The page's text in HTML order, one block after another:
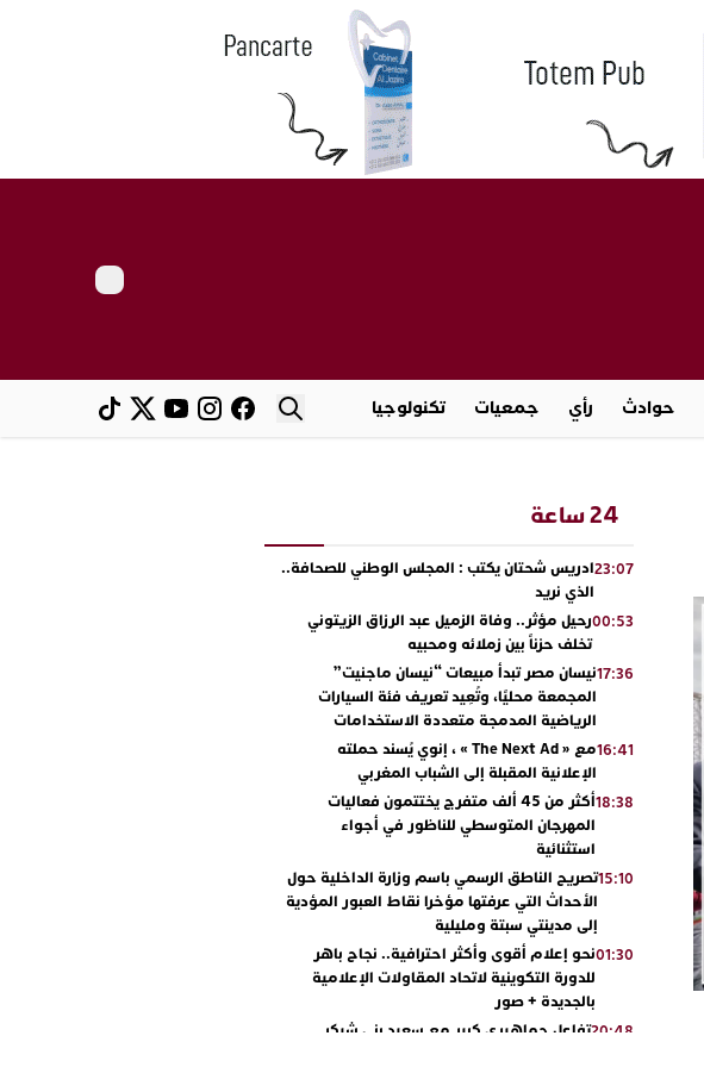
حوادث رأي جمعيات تكنولوجيا
24 ساعة
23:07ادريس شحتان يكتب : المجلس الوطني للصحافة..
الذي نريد
00:53رحيل مؤثر.. وفاة الزميل عبد الرزاق الزيتوني
تخلف حزناً بين زملائه ومحبيه
17:36نيسان مصر تبدأ مبيعات “نيسان ماجنيت”
المجمعة محليًا، وتُعِيد تعريف فئة السيارات
الرياضية المدمجة متعددة الاستخدامات
16:41
مع « The Next Ad » ، إنوي يُسند حملته
الإعلانية المقبلة إلى الشباب المغربي
18:38
أكثر من 45 ألف متفرج يختتمون فعاليات
المهرجان المتوسطي للناظور في أجواء
استثنائية
15:10تصريح الناطق الرسمي باسم وزارة الداخلية حول
الأحداث التي عرفتها مؤخرا نقاط العبور المؤدية
إلى مدينتي سبتة ومليلية
01:30نحو إعلام أقوى وأكثر احترافية.. نجاح باهر
للدورة التكوينية لاتحاد المقاولات الإعلامية
بالجديدة + صور
20:48تفاعل جماهيري كبير مع سعيد بني شيكر